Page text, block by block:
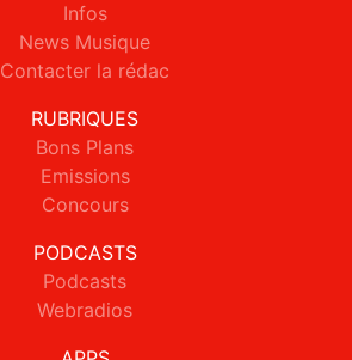
Infos
News Musique
Contacter la rédac
RUBRIQUES
Bons Plans
Emissions
Concours
PODCASTS
Podcasts
Webradios